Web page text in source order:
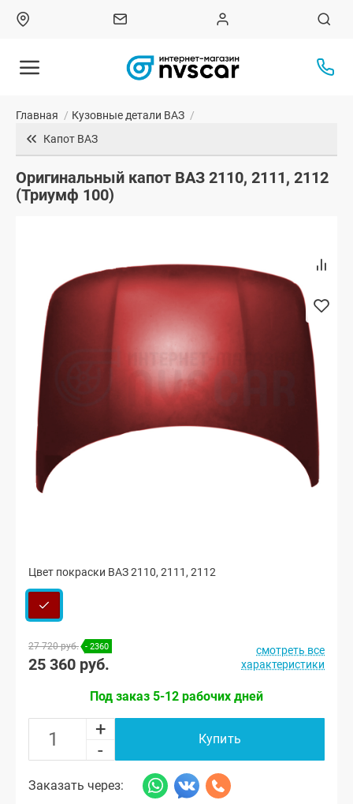
Главная / Кузовные детали ВАЗ /
Капот ВАЗ
Оригинальный капот ВАЗ 2110, 2111, 2112
(Триумф 100)
Цвет покраски ВАЗ 2110, 2111, 2112
27 720 руб. - 2360
25 360 руб.
смотреть все
характеристики
Под заказ 5-12 рабочих дней
+
-
Купить
Заказать через: